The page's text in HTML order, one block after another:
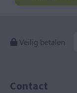
Veilig betalen
Contact